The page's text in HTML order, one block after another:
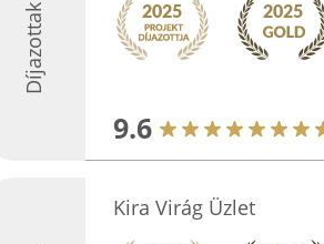
Díjazottak
9.6
Kira Virág Üzlet